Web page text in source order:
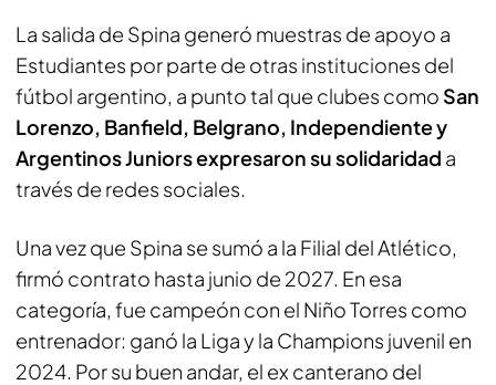
La salida de Spina generó muestras de apoyo a
Estudiantes por parte de otras instituciones del
fútbol argentino, a punto tal que clubes como San
Lorenzo, Banfield, Belgrano, Independiente y
Argentinos Juniors expresaron su solidaridad a
través de redes sociales.
Una vez que Spina se sumó a la Filial del Atlético,
firmó contrato hasta junio de 2027. En esa
categoría, fue campeón con el Niño Torres como
entrenador: ganó la Liga y la Champions juvenil en
2024. Por su buen andar, el ex canterano del